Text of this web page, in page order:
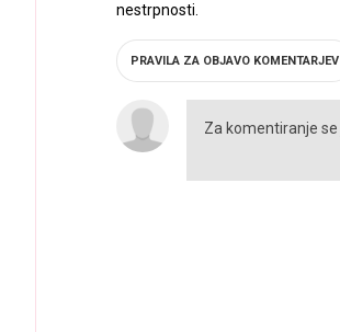
nestrpnosti.
PRAVILA ZA OBJAVO KOMENTARJEV